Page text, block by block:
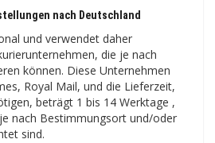
nach Deutschland
und verwendet daher
die je nach
können. Diese Unternehmen
Royal Mail, und die Lieferzeit,
beträgt 1 bis 14 Werktage ,
nach Bestimmungsort und/oder
sind.